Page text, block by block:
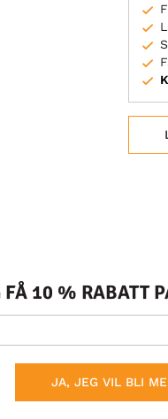
FÅ 10 %
JA, JEG VIL BLI